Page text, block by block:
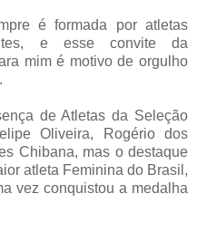
é formada por atletas
e esse convite da
mim é motivo de orgulho
de Atletas da Seleção
Oliveira, Rogério dos
Chibana, mas o destaque
atleta Feminina do Brasil,
vez conquistou a medalha